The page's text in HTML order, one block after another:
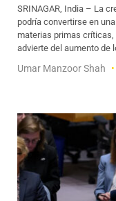
SRINAGAR, India – La
podría convertirse en
materias primas
advierte del aumento de
Umar Manzoor Shah